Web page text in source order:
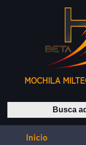
MOCHILA
Inicio